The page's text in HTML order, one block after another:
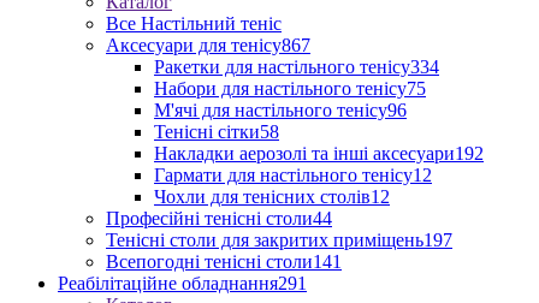
Все Настільний теніс
Аксесуари для тенісу867
Ракетки для настільного тенісу334
Набори для настільного тенісу75
М'ячі для настільного тенісу96
Тенісні сітки58
Накладки аерозолі та інші аксесуари192
Гармати для настільного тенісу12
Чохли для тенісних столів12
Професійні тенісні столи44
Тенісні столи для закритих приміщень197
Всепогодні тенісні столи141
Реабілітаційне обладнання291